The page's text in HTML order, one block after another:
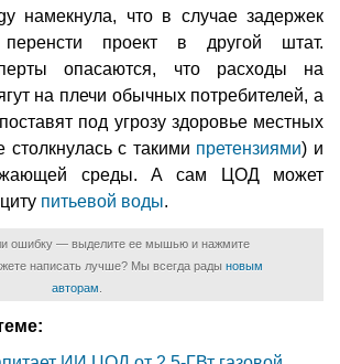
намекнула, что в случае задержек
проект в другой штат.
опасаются, что расходы на
на плечи обычных потребителей, а
под угрозу здоровье местных
с такими претензиями) и
среды. А сам ЦОД может
питьевой воды.
ошибку — выделите ее мышью и нажмите
написать лучше? Мы всегда рады новым
авторам